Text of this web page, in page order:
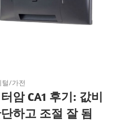
털/가전
암 CA1 후기: 값비
하고 조절 잘 됨